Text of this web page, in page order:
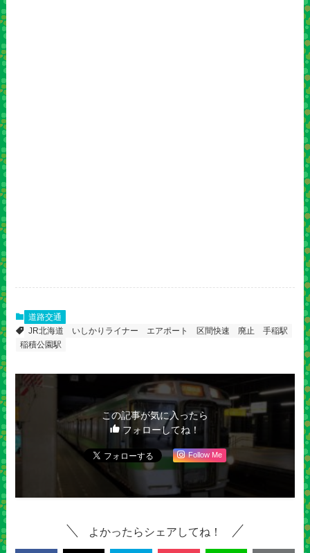
道路交通
JR北海道
いしかりライナー エアポート 区間快速 廃止
手稲駅
稲積公園駅
この記事が気に入ったら
フォローしてね！
Follow Me
よかったらシェアしてね！